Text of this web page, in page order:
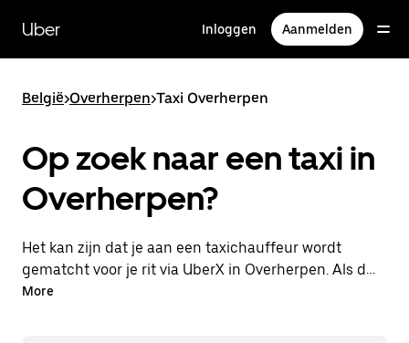
naar
hoofdinhoud
Uber Inloggen Aanmelden
België>Overherpen>Taxi Overherpen
Op zoek naar een taxi in
Overherpen?
Het kan zijn dat je aan een taxichauffeur wordt
gematcht voor je rit via UberX in Overherpen. Als dat
zo is, profiteer je van dezelfde 24/7 beschikbaarheid
More